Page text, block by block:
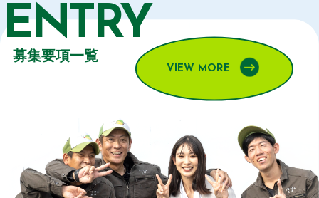
ENTRY
募集要項一覧
VIEW MORE